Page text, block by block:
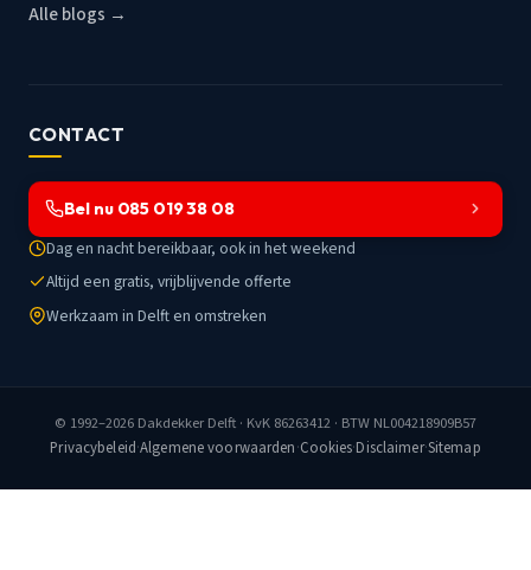
Alle blogs →
CONTACT
Bel nu 085 019 38 08
Dag en nacht bereikbaar, ook in het weekend
Altijd een gratis, vrijblijvende offerte
Werkzaam in Delft en omstreken
© 1992–2026 Dakdekker Delft · KvK 86263412 · BTW NL004218909B57
Privacybeleid·Algemene voorwaarden·Cookies·Disclaimer·Sitemap